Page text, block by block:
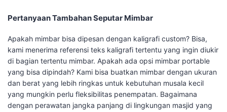
Pertanyaan Tambahan Seputar Mimbar
Apakah mimbar bisa dipesan dengan kaligrafi custom? Bisa,
kami menerima referensi teks kaligrafi tertentu yang ingin diukir
di bagian tertentu mimbar. Apakah ada opsi mimbar portable
yang bisa dipindah? Kami bisa buatkan mimbar dengan ukuran
dan berat yang lebih ringkas untuk kebutuhan musala kecil
yang mungkin perlu fleksibilitas penempatan. Bagaimana
dengan perawatan jangka panjang di lingkungan masjid yang